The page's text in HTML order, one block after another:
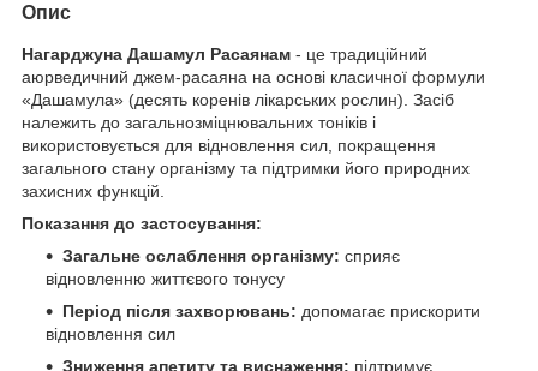
Опис
Нагарджуна Дашамул Расаянам - це традиційний
аюрведичний джем-расаяна на основі класичної формули
«Дашамула» (десять коренів лікарських рослин). Засіб
належить до загальнозміцнювальних тоніків і
використовується для відновлення сил, покращення
загального стану організму та підтримки його природних
захисних функцій.
Показання до застосування:
Загальне ослаблення організму: сприяє
відновленню життєвого тонусу
Період після захворювань: допомагає прискорити
відновлення сил
Зниження апетиту та виснаження: підтримує